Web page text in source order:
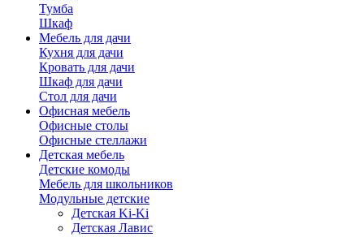
Тумба
Шкаф
Мебель для дачи
Кухня для дачи
Кровать для дачи
Шкаф для дачи
Стол для дачи
Офисная мебель
Офисные столы
Офисные стеллажи
Детская мебель
Детские комоды
Мебель для школьников
Модульные детские
Детская Ki-Ki
Детская Лавис